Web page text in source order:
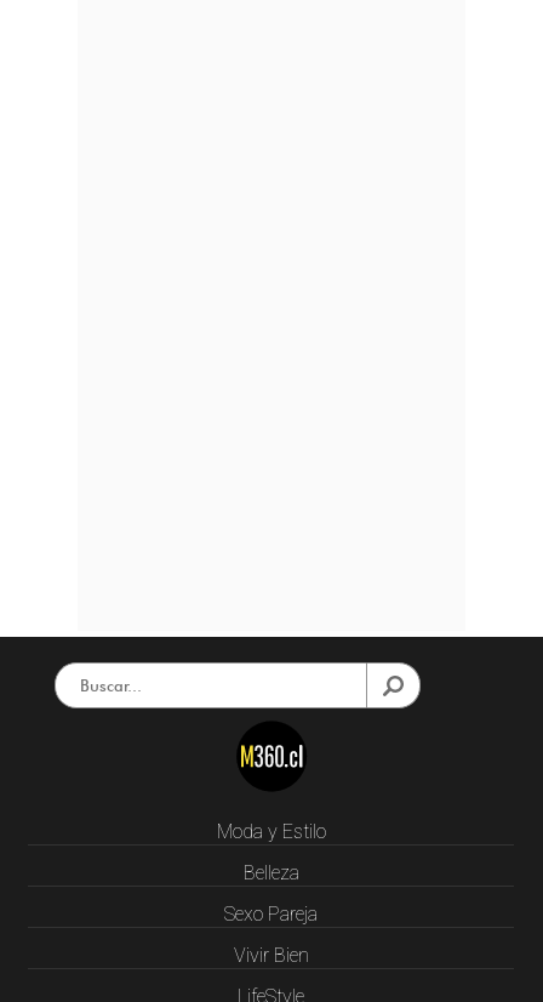
Moda y Estilo
Belleza
Sexo Pareja
Vivir Bien
LifeStyle